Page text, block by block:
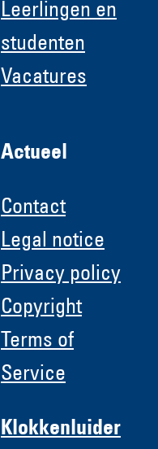
Leerlingen en
studenten
Vacatures
Actueel
Contact
Legal notice
Privacy policy
Copyright
Terms of
Service
Klokkenluider